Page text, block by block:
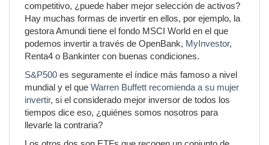
competitivo, ¿puede haber mejor selección de activos?
Hay muchas formas de invertir en ellos, por ejemplo, la
gestora Amundi tiene el fondo MSCI World en el que
podemos invertir a través de OpenBank, MyInvestor,
Renta4 o Bankinter con buenas condiciones.
S&P500 es seguramente el índice más famoso a nivel
mundial y el que Warren Buffett recomienda a su mujer
invertir, si el considerado mejor inversor de todos los
tiempos dice eso, ¿quiénes somos nosotros para
llevarle la contraria?